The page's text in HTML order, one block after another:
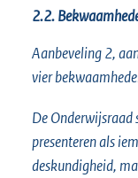
2.2.
Aanbeveling 2,
vier
De Onderwijsraad
presenteren als
deskundigheid,